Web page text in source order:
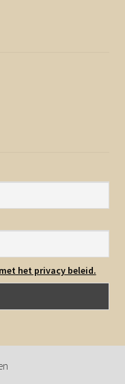
het privacy beleid.